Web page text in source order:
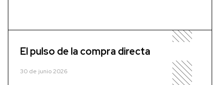
El pulso de la compra directa
30 de junio 2026